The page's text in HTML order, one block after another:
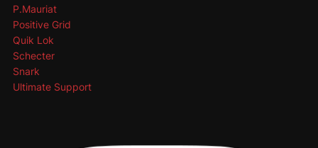
P.Mauriat
Positive Grid
Quik Lok
Schecter
Snark
Ultimate Support